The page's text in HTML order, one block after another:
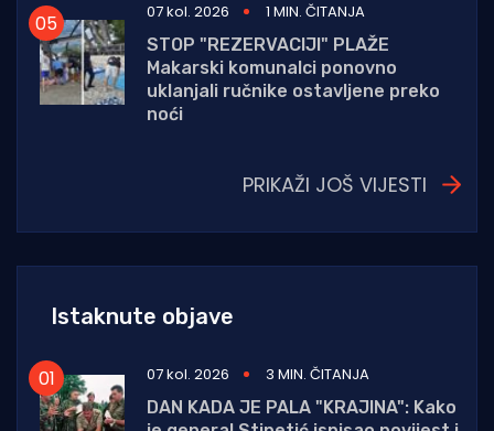
07 kol. 2026
1 MIN. ČITANJA
STOP "REZERVACIJI" PLAŽE
Makarski komunalci ponovno
uklanjali ručnike ostavljene preko
noći
PRIKAŽI JOŠ VIJESTI
Istaknute objave
07 kol. 2026
3 MIN. ČITANJA
DAN KADA JE PALA "KRAJINA": Kako